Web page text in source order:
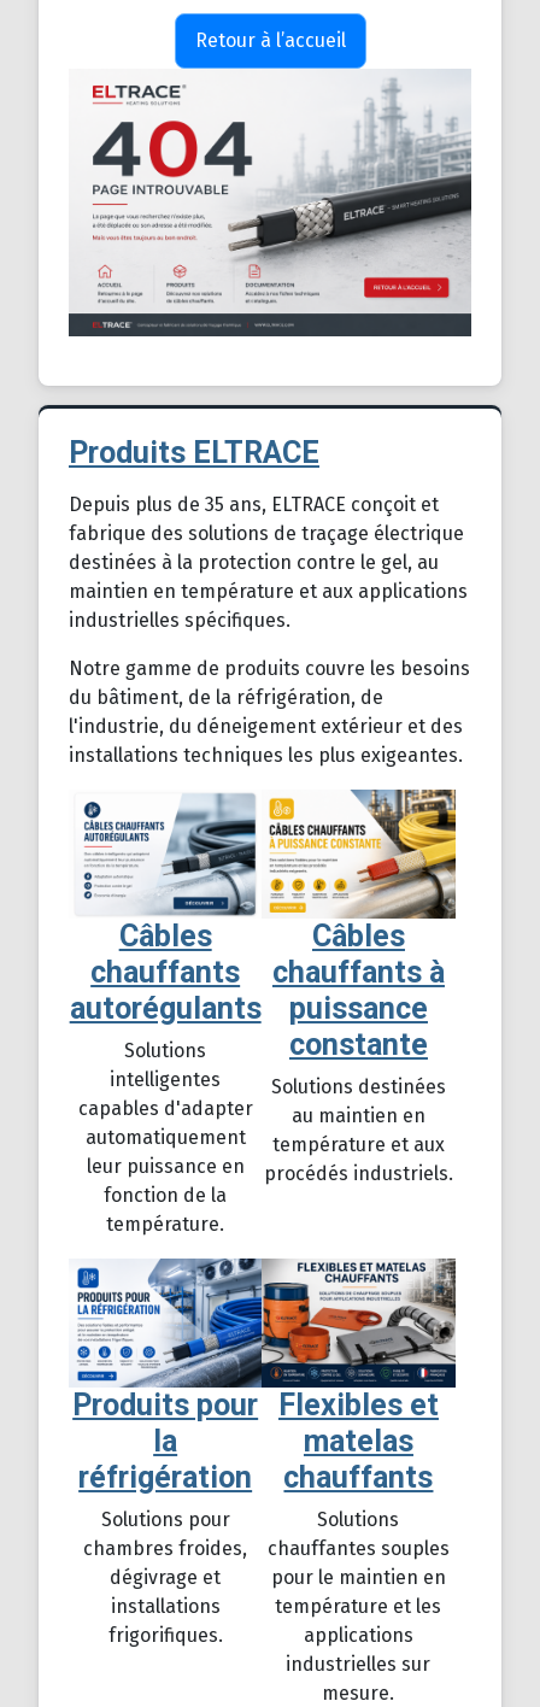
Retour à l’accueil
Produits ELTRACE
Détails
Depuis plus de 35 ans, ELTRACE conçoit et
fabrique des solutions de traçage électrique
destinées à la protection contre le gel, au
maintien en température et aux applications
industrielles spécifiques.
Notre gamme de produits couvre les besoins
du bâtiment, de la réfrigération, de
l'industrie, du déneigement extérieur et des
installations techniques les plus exigeantes.
Câbles
chauffants
autorégulants
Solutions
intelligentes
capables d'adapter
automatiquement
leur puissance en
fonction de la
température.
Câbles
chauffants à
puissance
constante
Solutions destinées
au maintien en
température et aux
procédés industriels.
Produits pour
la
réfrigération
Solutions pour
chambres froides,
dégivrage et
installations
frigorifiques.
Flexibles et
matelas
chauffants
Solutions
chauffantes souples
pour le maintien en
température et les
applications
industrielles sur
mesure.